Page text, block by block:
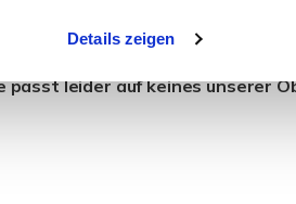
Details zeigen
passt leider auf keines unserer